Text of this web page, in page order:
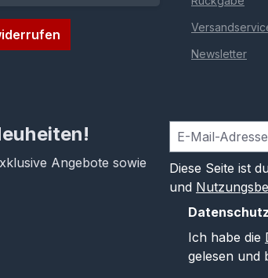
Newsletter
Angebote sowie
Diese Seite ist
und
Datenschutz
Ich habe die
gelesen und